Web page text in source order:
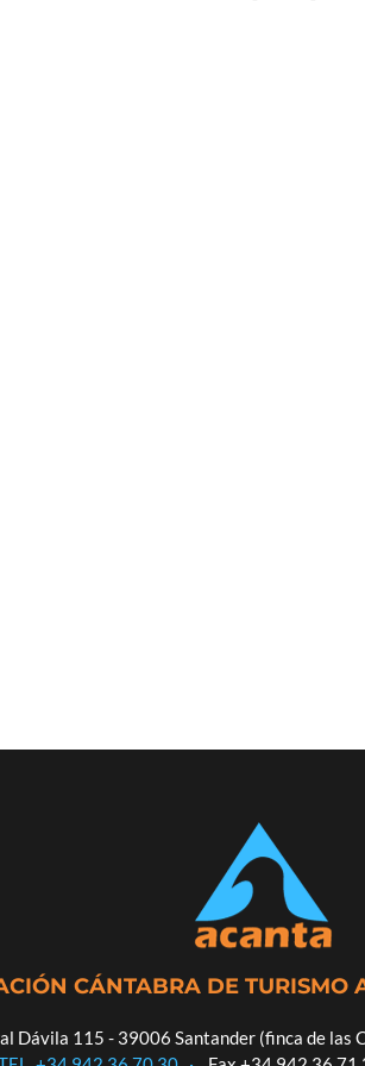
CÁNTABRA DE TURISMO
Dávila 115 - 39006 Santander (finca de las